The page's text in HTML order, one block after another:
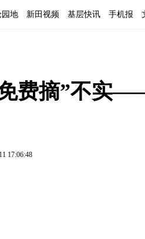
园地 新田视频 基层快讯 手机报
费摘”不实
17:06:48